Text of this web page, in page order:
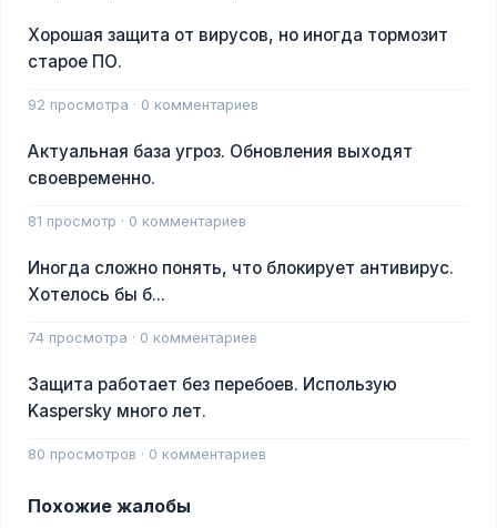
Хорошая защита от вирусов, но иногда тормозит
старое ПО.
92 просмотра · 0 комментариев
Актуальная база угроз. Обновления выходят
своевременно.
81 просмотр · 0 комментариев
Иногда сложно понять, что блокирует антивирус.
Хотелось бы б...
74 просмотра · 0 комментариев
Защита работает без перебоев. Использую
Kaspersky много лет.
80 просмотров · 0 комментариев
Похожие жалобы